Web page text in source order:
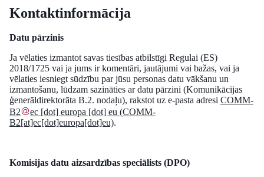
Kontaktinformācija
Datu pārzinis
Ja vēlaties izmantot savas tiesības atbilstīgi Regulai (ES)
2018/1725 vai ja jums ir komentāri, jautājumi vai bažas, vai ja
vēlaties iesniegt sūdzību par jūsu personas datu vākšanu un
izmantošanu, lūdzam sazināties ar datu pārzini (Komunikācijas
ģenerāldirektorāta B.2. nodaļu), rakstot uz e-pasta adresi COMM-
B2
ec [dot] europa [dot] eu (COMM-
B2[at]ec[dot]europa[dot]eu).
Komisijas datu aizsardzības speciālists (DPO)